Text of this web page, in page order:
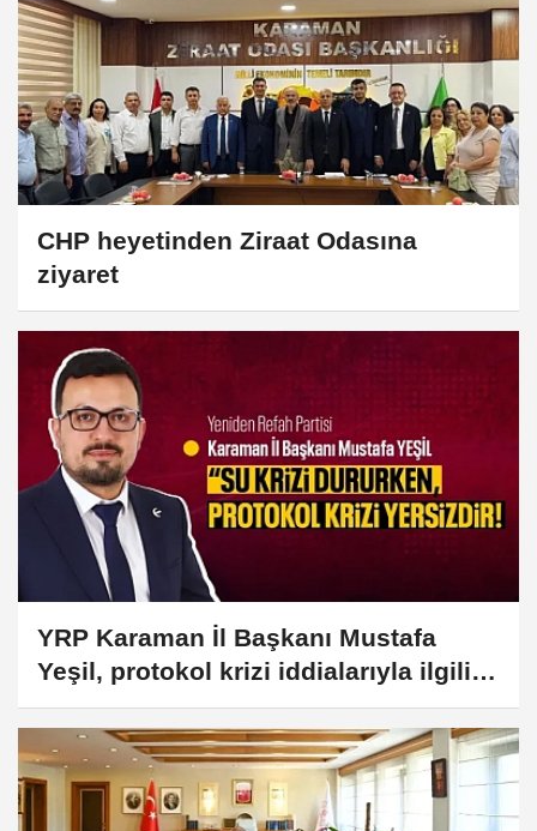
CHP heyetinden Ziraat Odasına
ziyaret
YRP Karaman İl Başkanı Mustafa
Yeşil, protokol krizi iddialarıyla ilgili
açıklama yaptı